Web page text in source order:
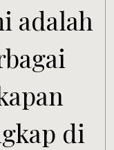
adalah
di